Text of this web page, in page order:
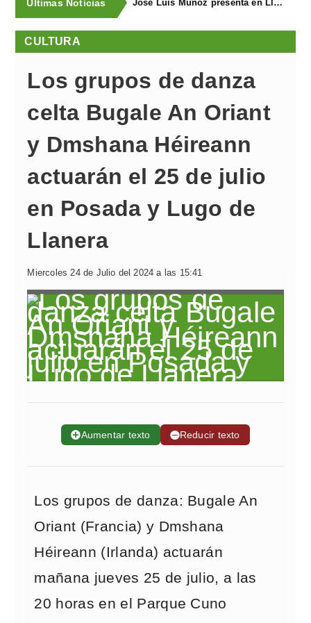
Últimas Noticias José Luis Muñoz presenta en Llanegra "Libertad" y el libro homenaje "El corredor de fondo"
CULTURA
Los grupos de danza
celta Bugale An Oriant
y Dmshana Héireann
actuarán el 25 de julio
en Posada y Lugo de
Llanera
Miercoles 24 de Julio del 2024 a las 15:41
➕Aumentar texto ➖Reducir texto
Los grupos de danza: Bugale An
Oriant (Francia) y Dmshana
Héireann (Irlanda) actuarán
mañana jueves 25 de julio, a las
20 horas en el Parque Cuno